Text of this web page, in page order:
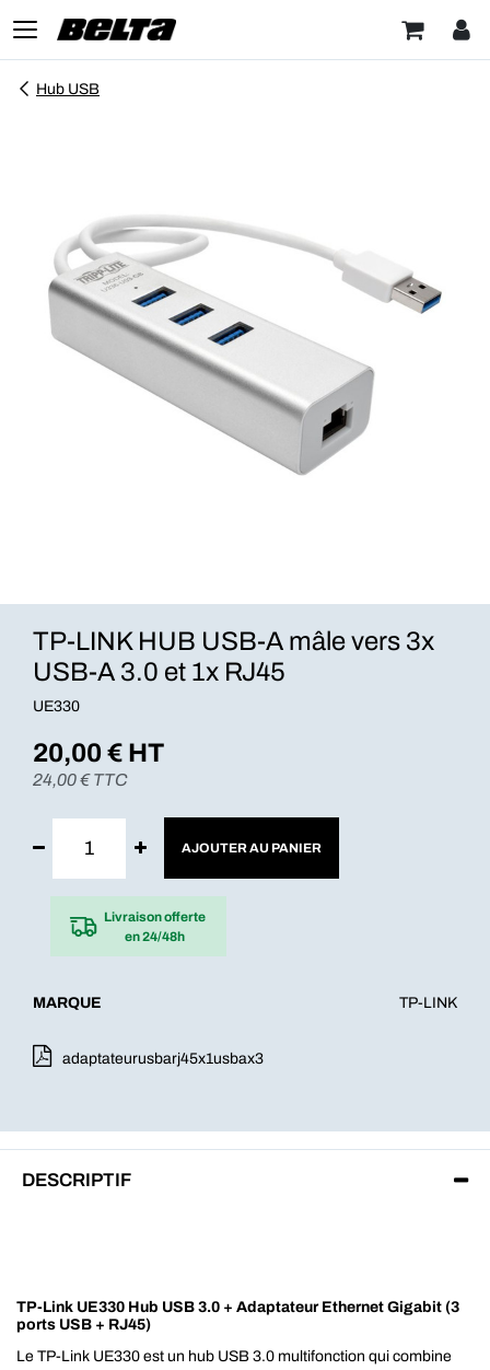
Hub USB
TP-LINK HUB USB-A mâle vers 3x
USB-A 3.0 et 1x RJ45
UE330
20,00€ HT
24,00€ TTC
AJOUTER AU PANIER
Livraison offerte
en 24/48h
MARQUE TP-LINK
adaptateurusbarj45x1usbax3
DESCRIPTIF
TP-Link UE330 Hub USB 3.0 + Adaptateur Ethernet Gigabit (3
ports USB + RJ45)
Le TP-Link UE330 est un hub USB 3.0 multifonction qui combine